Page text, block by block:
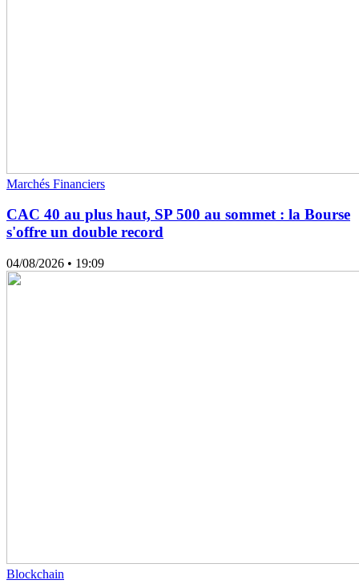
Marchés Financiers
CAC 40 au plus haut, SP 500 au sommet : la Bourse
s'offre un double record
04/08/2026 • 19:09
Blockchain